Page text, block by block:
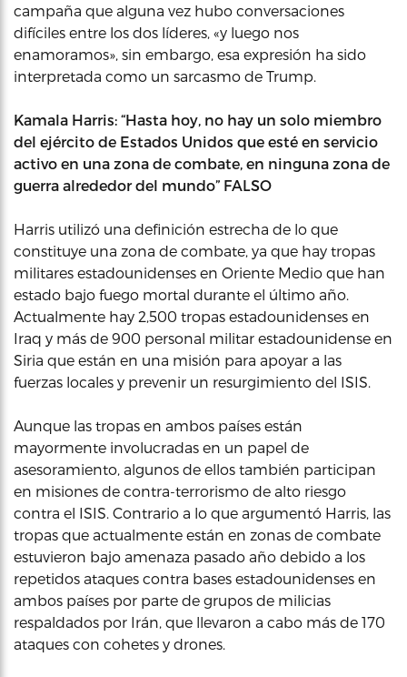
campaña que alguna vez hubo conversaciones
difíciles entre los dos líderes, «y luego nos
enamoramos», sin embargo, esa expresión ha sido
interpretada como un sarcasmo de Trump.
Kamala Harris: “Hasta hoy, no hay un solo miembro
del ejército de Estados Unidos que esté en servicio
activo en una zona de combate, en ninguna zona de
guerra alrededor del mundo” FALSO
Harris utilizó una definición estrecha de lo que
constituye una zona de combate, ya que hay tropas
militares estadounidenses en Oriente Medio que han
estado bajo fuego mortal durante el último año.
Actualmente hay 2,500 tropas estadounidenses en
Iraq y más de 900 personal militar estadounidense en
Siria que están en una misión para apoyar a las
fuerzas locales y prevenir un resurgimiento del ISIS.
Aunque las tropas en ambos países están
mayormente involucradas en un papel de
asesoramiento, algunos de ellos también participan
en misiones de contra-terrorismo de alto riesgo
contra el ISIS. Contrario a lo que argumentó Harris, las
tropas que actualmente están en zonas de combate
estuvieron bajo amenaza pasado año debido a los
repetidos ataques contra bases estadounidenses en
ambos países por parte de grupos de milicias
respaldados por Irán, que llevaron a cabo más de 170
ataques con cohetes y drones.